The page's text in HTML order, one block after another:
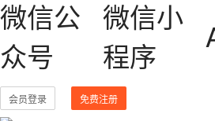
会员登录 免费注册